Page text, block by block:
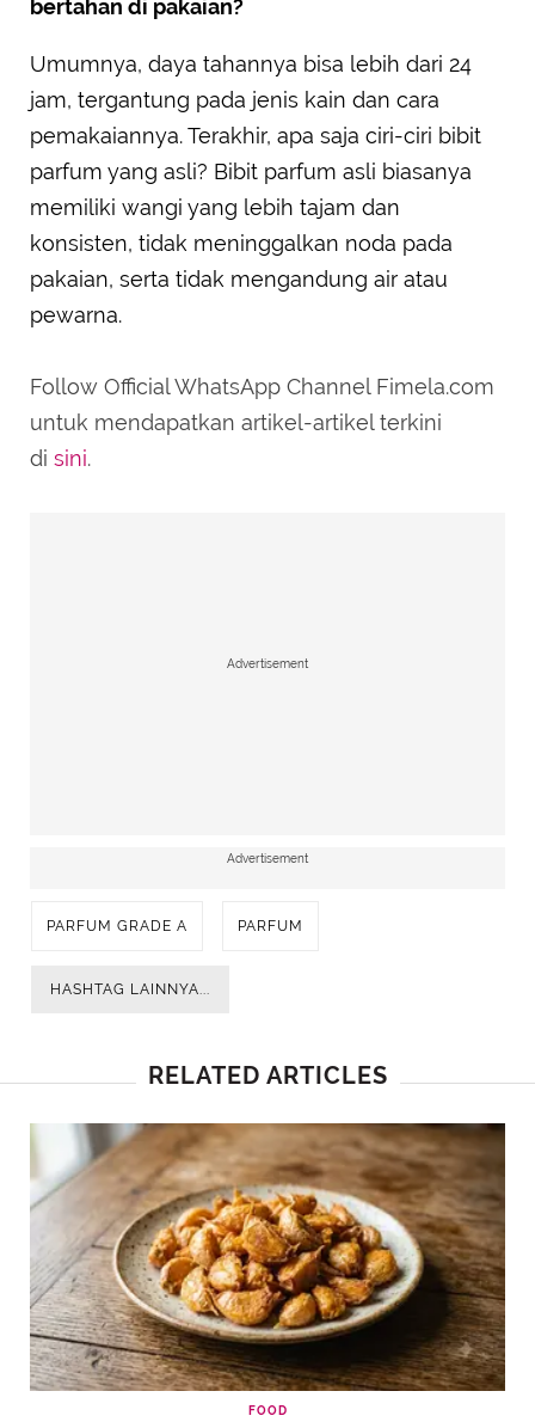
bertahan di pakaian?
Umumnya, daya tahannya bisa lebih dari 24
jam, tergantung pada jenis kain dan cara
pemakaiannya. Terakhir, apa saja ciri-ciri bibit
parfum yang asli? Bibit parfum asli biasanya
memiliki wangi yang lebih tajam dan
konsisten, tidak meninggalkan noda pada
pakaian, serta tidak mengandung air atau
pewarna.
Follow Official WhatsApp Channel Fimela.com
untuk mendapatkan artikel-artikel terkini
di sini.
Advertisement
Advertisement
PARFUM GRADE A PARFUM
HASHTAG LAINNYA...
RELATED ARTICLES
FOOD